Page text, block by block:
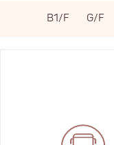
關於裕民坊
B1/F G/F